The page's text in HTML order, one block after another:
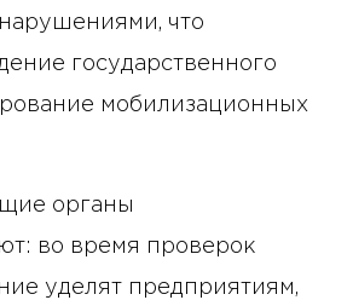
что
государственного
мобилизационных
органы
во время проверок
уделят предприятиям,